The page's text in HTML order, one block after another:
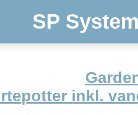
SP System
inkl.